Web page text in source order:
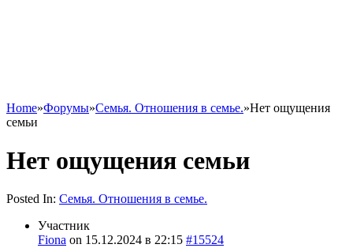
Home»Форумы»Семья. Отношения в семье.»Нет ощущения
семьи
Нет ощущения семьи
Posted In: Семья. Отношения в семье.
Участник
Fiona on 15.12.2024 в 22:15 #15524